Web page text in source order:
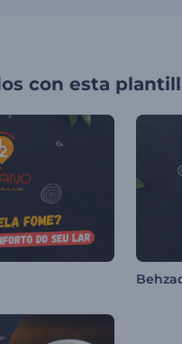
con esta